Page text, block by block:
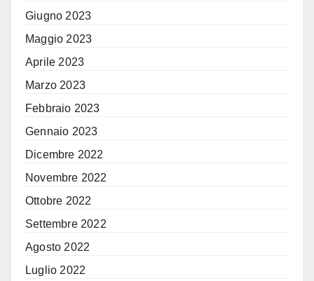
Giugno 2023
Maggio 2023
Aprile 2023
Marzo 2023
Febbraio 2023
Gennaio 2023
Dicembre 2022
Novembre 2022
Ottobre 2022
Settembre 2022
Agosto 2022
Luglio 2022